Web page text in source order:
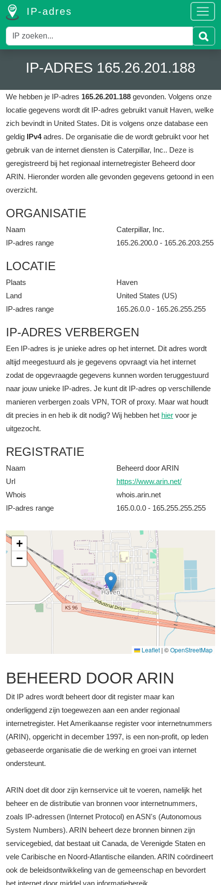
IP-adres
IP-ADRES 165.26.201.188
We hebben je IP-adres 165.26.201.188 gevonden. Volgens onze
locatie gegevens wordt dit IP-adres gebruikt vanuit Haven, welke
zich bevindt in United States. Dit is volgens onze database een
geldig IPv4adres. De organisatie die de wordt gebruikt voor het
gebruik van de internet diensten is Caterpillar, Inc.. Deze is
geregistreerd bij het regionaal internetregister Beheerd door
ARIN. Hieronder worden alle gevonden gegevens getoond in een
overzicht.
ORGANISATIE
Naam
Caterpillar, Inc.
IP-adres range
165.26.200.0 - 165.26.203.255
LOCATIE
Plaats
Haven
Land
United States (US)
IP-adres range
165.26.0.0 - 165.26.255.255
IP-ADRES VERBERGEN
Een IP-adres is je unieke adres op het internet. Dit adres wordt
altijd meegestuurd als je gegevens opvraagt via het internet
zodat de opgevraagde gegevens kunnen worden teruggestuurd
naar jouw unieke IP-adres. Je kunt dit IP-adres op verschillende
manieren verbergen zoals VPN, TOR of proxy. Maar wat houdt
dit precies in en heb ik dit nodig? Wij hebben het hier voor je
uitgezocht.
REGISTRATIE
Naam
Beheerd door ARIN
Url
https://www.arin.net/
Whois
whois.arin.net
IP-adres range
165.0.0.0 - 165.255.255.255
+
−
Leaflet | ©OpenStreetMap
BEHEERD DOOR ARIN
Dit IP adres wordt beheert door dit register maar kan
onderliggend zijn toegewezen aan een ander regionaal
internetregister. Het Amerikaanse register voor internetnummers
(ARIN), opgericht in december 1997, is een non-profit, op leden
gebaseerde organisatie die de werking en groei van internet
ondersteunt.
ARIN doet dit door zijn kernservice uit te voeren, namelijk het
beheer en de distributie van bronnen voor internetnummers,
zoals IP-adressen (Internet Protocol) en ASN's (Autonomous
System Numbers). ARIN beheert deze bronnen binnen zijn
servicegebied, dat bestaat uit Canada, de Verenigde Staten en
vele Caribische en Noord-Atlantische eilanden. ARIN coördineert
ook de beleidsontwikkeling van de gemeenschap en bevordert
het internet door middel van informatiebereik.